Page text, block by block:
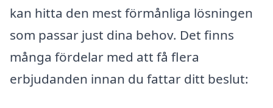
kan hitta den mest förmånliga lösningen
som passar just dina behov. Det finns
många fördelar med att få flera
erbjudanden innan du fattar ditt beslut: